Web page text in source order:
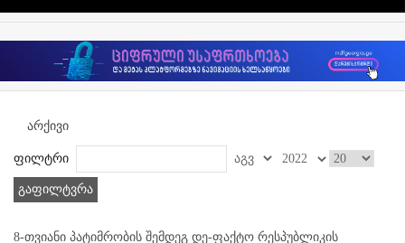
არქივი
ფილტრი
გაფილტვრა
8-თვიანი პატიმრობის შემდეგ დე-ფაქტო რესპუბლიკის